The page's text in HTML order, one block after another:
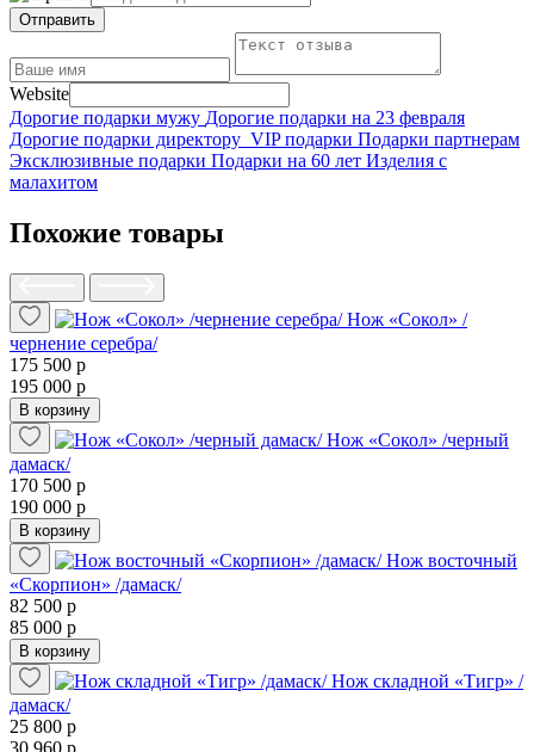
Отправить
Website
Дорогие подарки мужу Дорогие подарки на 23 февраля
Дорогие подарки директору VIP подарки Подарки партнерам
Эксклюзивные подарки Подарки на 60 лет Изделия с
малахитом
Похожие товары
Нож «Сокол» /
чернение серебра/
175 500 р
195 000 р
В корзину
Нож «Сокол» /черный
дамаск/
170 500 р
190 000 р
В корзину
Нож восточный
«Скорпион» /дамаск/
82 500 р
85 000 р
В корзину
Нож складной «Тигр» /
дамаск/
25 800 р